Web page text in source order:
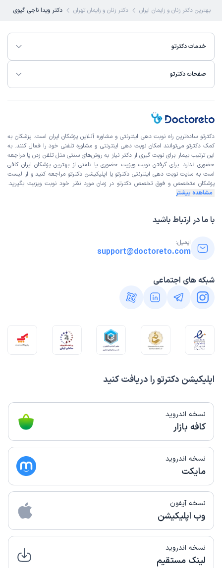
بهترین دکتر زنان و زایمان ایران دکتر زنان و زایمان تهران دکتر ویدا ناجی گیوی
خدمات دکترتو
صفحات دکترتو
اپلیکیشن دکترتو را دریافت کنید
نسخه اندروید
کافه بازار
نسخه اندروید
مایکت
نسخه آیفون
وب اپلیکیشن
نسخه اندروید
لینک مستقیم
دکترتو ساده‌ترین راه نوبت‌ دهی اینترنتی و مشاوره آنلاین پزشکان ایران است. پزشکان به
کمک دکترتو می‌توانند امکان نوبت دهی اینترنتی و مشاوره تلفنی خود را فعال کنند. به
این ترتیب بیمار برای نوبت گیری از دکتر نیاز به روش‌های سنتی مثل تلفن زدن یا مراجعه
حضوری ندارد. برای گرفتن نوبت ویزیت حضوری یا تلفنی از بهترین پزشکان ایران کافی
است به سایت نوبت دهی اینترنتی دکترتو یا اپلیکیشن دکترتو مراجعه کنید و از لیست
پزشکان متخصص و فوق تخصص دکترتو در زمان مورد نظر خود نوبت ویزیت بگیرید.
مشاهده بیشتر
با ما در ارتباط باشید
ایمیل:
support@doctoreto.com
شبکه های اجتماعی